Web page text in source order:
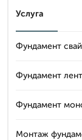
Услуга
Фундамент
Фундамент
Фундамент
Монтаж